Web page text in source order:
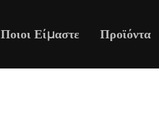
Ποιοι Είμαστε Προϊόντα